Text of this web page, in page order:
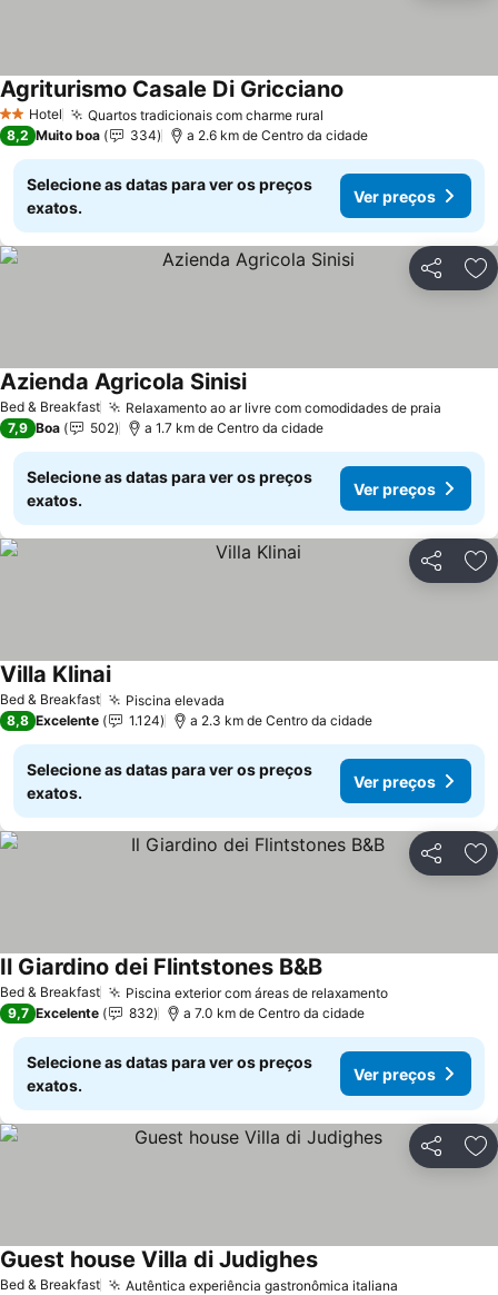
2 Estrelas
Hotel Quartos tradicionais com charme rural
Agriturismo Casale Di Gricciano
8,2 Muito boa 334 a 2.6 km de Centro da cidade
Selecione as datas para ver os preços
exatos.
Ver preços
Partilhar
Bed & Breakfast Relaxamento ao ar livre com comodidades de praia
Azienda Agricola SinisiVer preços
7,9 Boa 502 a 1.7 km de Centro da cidade
Selecione as datas para ver os preços
exatos.
Ver preços
Partilhar
Bed & Breakfast Piscina elevada
Villa KlinaiVer preços
8,8 Excelente 1.124 a 2.3 km de Centro da cidade
Selecione as datas para ver os preços
exatos.
Ver preços
Partilhar
Bed & Breakfast Piscina exterior com áreas de relaxamentoVer preços
Il Giardino dei Flintstones B&BVer preços
9,7 Excelente 832 a 7.0 km de Centro da cidade
Selecione as datas para ver os preços
exatos.
Ver preços
Partilhar
Bed & Breakfast Autêntica experiência gastronômica italiana
Guest house Villa di JudighesVer preços